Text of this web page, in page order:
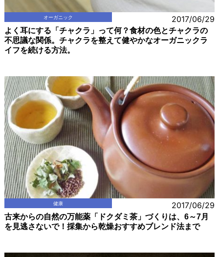
オーガニック 2017/06/29
よく耳にする「チャクラ」って何？食材の色とチャクラの
不思議な関係。チャクラを整えて健やかなオーガニックラ
イフを続ける方法。
健康 2017/06/29
古来からの自然の万能薬「ドクダミ茶」づくりは、6～7月
を見逃さないで！採集から乾燥おすすめブレンド法まで